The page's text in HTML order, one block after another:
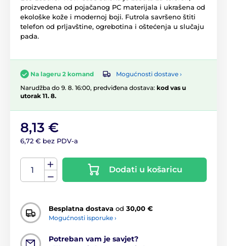
proizvedena od pojačanog PC materijala i ukrašena od
ekološke kože i modernoj boji. Futrola savršeno štiti
telefon od prljavštine, ogrebotina i oštećenja u slučaju
pada.
Na lageru 2 komand
Mogućnosti dostave ›
Narudžba do 9. 8. 16:00, predviđena dostava: kod vas u
utorak 11. 8.
8,13 €
6,72 € bez PDV-a
Dodati u košaricu
Besplatna dostava od 30,00 €
Mogućnosti isporuke ›
Potreban vam je savjet?